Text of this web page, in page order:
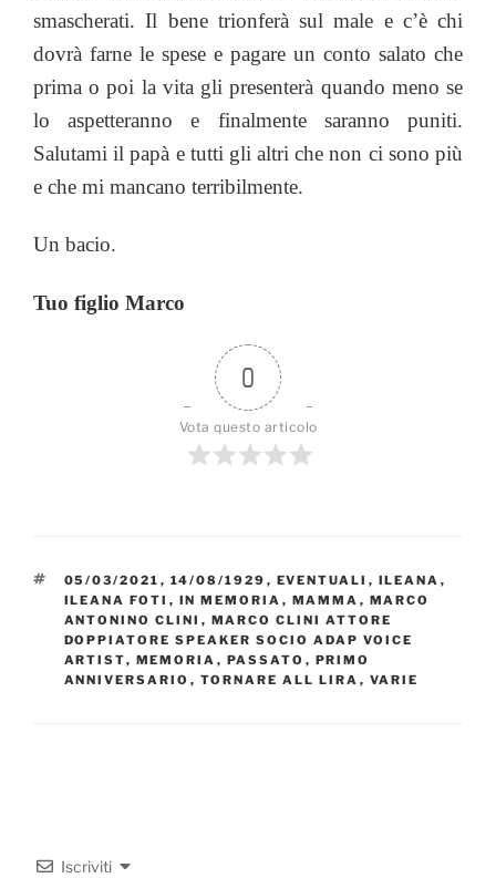
smascherati. Il bene trionferà sul male e c’è chi
dovrà farne le spese e pagare un conto salato che
prima o poi la vita gli presenterà quando meno se
lo aspetteranno e finalmente saranno puniti.
Salutami il papà e tutti gli altri che non ci sono più
e che mi mancano terribilmente.
Un bacio.
Tuo figlio Marco
0
Vota questo articolo
TAG
05/03/2021 , 14/08/1929 , EVENTUALI , ILEANA ,
ILEANA FOTI , IN MEMORIA , MAMMA , MARCO
ANTONINO CLINI , MARCO CLINI ATTORE
DOPPIATORE SPEAKER SOCIO ADAP VOICE
ARTIST, MEMORIA , PASSATO , PRIMO
ANNIVERSARIO , TORNARE ALL LIRA , VARIE
Iscriviti